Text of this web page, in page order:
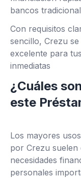
bancos
Con requisitos
sencillo, Crezu
excelente para
inmediatas
¿Cuáles
este
Los mayores
por Crezu suelen
necesidades
personales